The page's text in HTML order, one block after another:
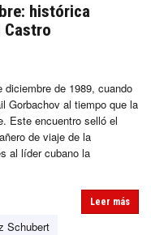
histórica
Castro
diciembre de 1989, cuando
Gorbachov al tiempo que la
Este encuentro selló el
de viaje de la
al líder cubano la
Schubert
Leer más